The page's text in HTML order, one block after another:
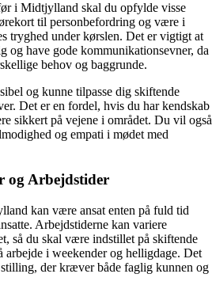
i Midtjylland skal du opfylde visse
til personbefordring og være i
tryghed under kørslen. Det er vigtigt at
og have gode kommunikationsevner, da
behov og baggrunde.
og kunne tilpasse dig skiftende
Det er en fordel, hvis du har kendskab
sikkert på vejene i området. Du vil også
og empati i mødet med
og Arbejdstider
kan være ansat enten på fuld tid
Arbejdstiderne kan variere
så du skal være indstillet på skiftende
arbejde i weekender og helligdage. Det
der kræver både faglig kunnen og